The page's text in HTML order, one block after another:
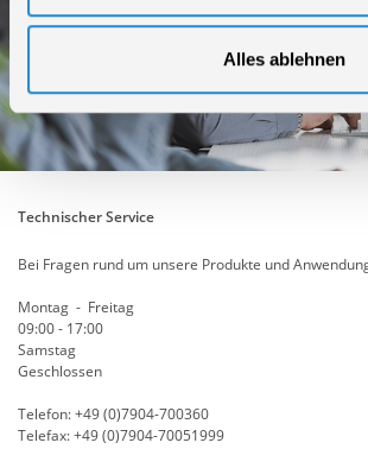
Alles ablehnen
Technischer Service
Bei Fragen rund um unsere Produkte und
Montag - Freitag
09:00 - 17:00
Samstag
Geschlossen
Telefon: +49 (0)7904-700360
Telefax: +49 (0)7904-70051999